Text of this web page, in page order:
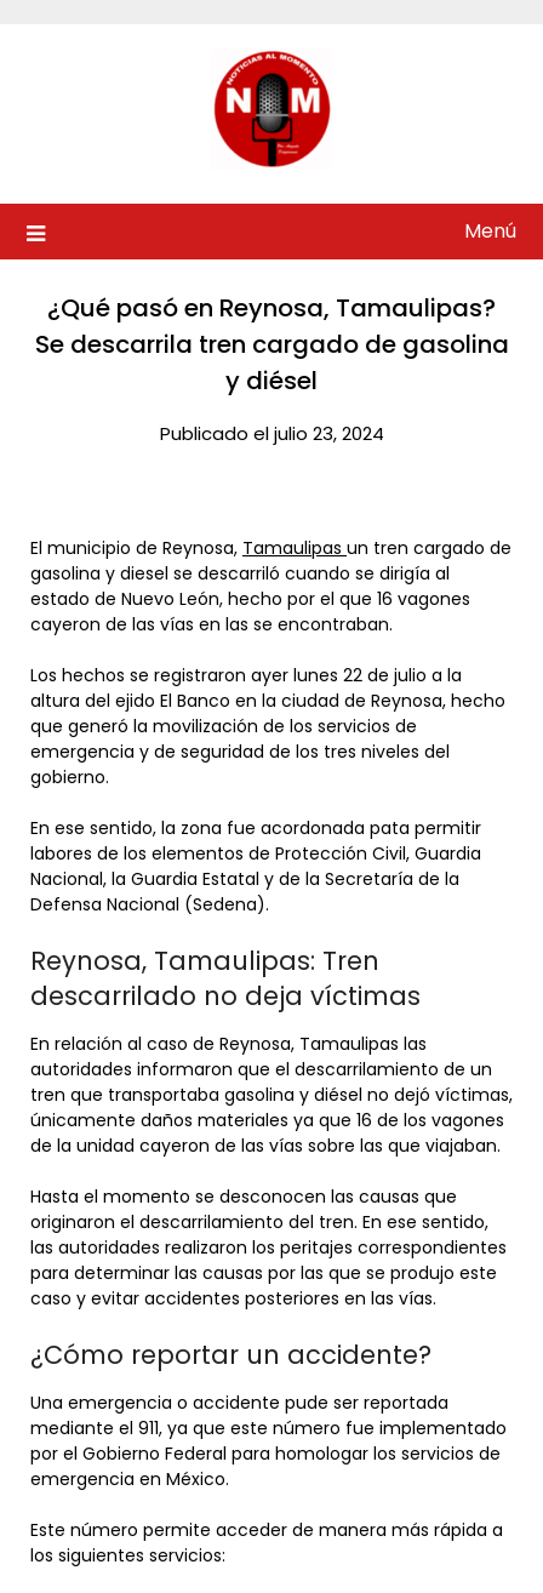
Menú
¿Qué pasó en Reynosa, Tamaulipas?
Se descarrila tren cargado de gasolina
y diésel​
Publicado el julio 23, 2024
El municipio de Reynosa, Tamaulipas un tren cargado de
gasolina y diesel se descarriló cuando se dirigía al
estado de Nuevo León, hecho por el que 16 vagones
cayeron de las vías en las se encontraban.
Los hechos se registraron ayer lunes 22 de julio a la
altura del ejido El Banco en la ciudad de Reynosa, hecho
que generó la movilización de los servicios de
emergencia y de seguridad de los tres niveles del
gobierno.
En ese sentido, la zona fue acordonada pata permitir
labores de los elementos de Protección Civil, Guardia
Nacional, la Guardia Estatal y de la Secretaría de la
Defensa Nacional (Sedena).
Reynosa, Tamaulipas: Tren
descarrilado no deja víctimas
En relación al caso de Reynosa, Tamaulipas las
autoridades informaron que el descarrilamiento de un
tren que transportaba gasolina y diésel no dejó víctimas,
únicamente daños materiales ya que 16 de los vagones
de la unidad cayeron de las vías sobre las que viajaban.
Hasta el momento se desconocen las causas que
originaron el descarrilamiento del tren. En ese sentido,
las autoridades realizaron los peritajes correspondientes
para determinar las causas por las que se produjo este
caso y evitar accidentes posteriores en las vías.
¿Cómo reportar un accidente?
Una emergencia o accidente pude ser reportada
mediante el 911, ya que este número fue implementado
por el Gobierno Federal para homologar los servicios de
emergencia en México.
Este número permite acceder de manera más rápida a
los siguientes servicios: